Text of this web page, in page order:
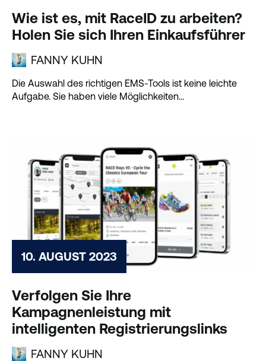
Wie ist es, mit RaceID zu arbeiten?
Holen Sie sich Ihren Einkaufsführer
FANNY KUHN
Die Auswahl des richtigen EMS-Tools ist keine leichte
Aufgabe. Sie haben viele Möglichkeiten...
10. AUGUST 2023
Verfolgen Sie Ihre
Kampagnenleistung mit
intelligenten Registrierungslinks
FANNY KUHN